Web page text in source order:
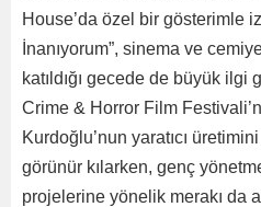
House’da özel bir gösterimle
İnanıyorum”, sinema ve
katıldığı gecede de büyük
Crime & Horror Film
Kurdoğlu’nun yaratıcı
görünür kılarken, genç
projelerine yönelik merakı da